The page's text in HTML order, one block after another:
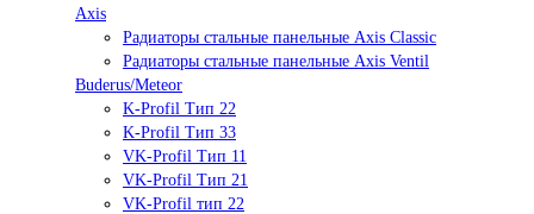
Axis
Радиаторы стальные панельные Axis Classic
Радиаторы стальные панельные Axis Ventil
Buderus/Meteor
K-Profil Тип 22
K-Profil Тип 33
VK-Profil Тип 11
VK-Profil Тип 21
VK-Profil тип 22